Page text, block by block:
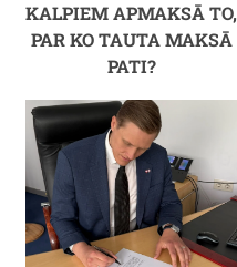
KALPIEM APMAKSĀ TO,
PAR KO TAUTA MAKSĀ
PATI?